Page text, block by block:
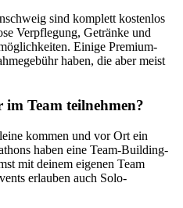
sind komplett kostenlos
Verpflegung, Getränke und
Einige Premium-
haben, die aber meist
Team teilnehmen?
kommen und vor Ort ein
haben eine Team-Building-
mit deinem eigenen Team
erlauben auch Solo-